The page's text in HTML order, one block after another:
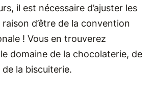
il est nécessaire d’ajuster les
d’ê​tre de la convention
! Vous en trouverez
domaine de la chocolaterie, de
la biscuiterie.